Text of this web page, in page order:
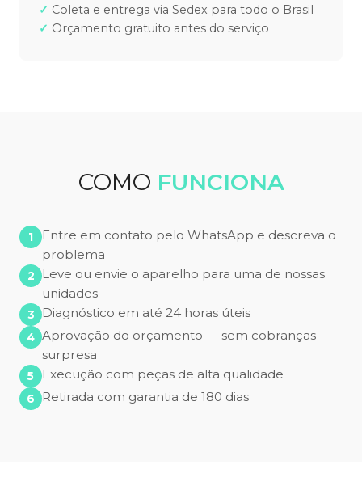
Coleta e entrega via Sedex para todo o Brasil
Orçamento gratuito antes do serviço
COMO FUNCIONA
Entre em contato pelo WhatsApp e descreva o
problema
Leve ou envie o aparelho para uma de nossas
unidades
Diagnóstico em até 24 horas úteis
Aprovação do orçamento — sem cobranças
surpresa
Execução com peças de alta qualidade
Retirada com garantia de 180 dias